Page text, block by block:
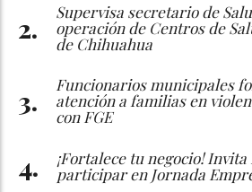
Supervisa secretario de
operación de Centros de
de Chihuahua
Funcionarios municipales
atención a familias en
con FGE
¡Fortalece tu negocio!
participar en Jornada